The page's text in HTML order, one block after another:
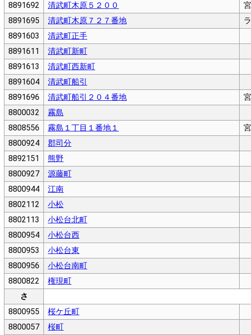
8891692 清武町木原５２００
8891695
清武町木原７２７番地
8891603
清武町正手
8891611
清武町新町
8891613
清武町西新町
8891604
清武町船引
8891696
清武町船引２０４番地
8800032
霧島
8808556
霧島１丁目１番地１
8800924
郡司分
8892151
熊野
8800927
源藤町
8800944
江南
8802112
小松
8802113
小松台北町
8800954
小松台西
8800953
小松台東
8800956
小松台南町
8800822
権現町
さ
8800955
桜ケ丘町
8800057
桜町